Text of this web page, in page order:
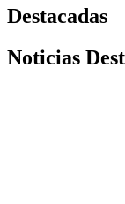
Destacadas
Noticias